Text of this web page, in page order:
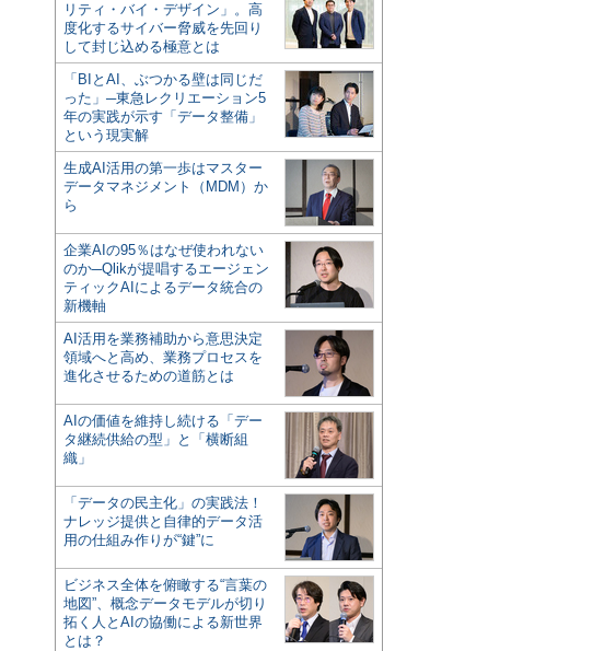
リティ・バイ・デザイン」。高
度化するサイバー脅威を先回り
して封じ込める極意とは
「BIとAI、ぶつかる壁は同じだ
った」─東急レクリエーション5
年の実践が示す「データ整備」
という現実解
生成AI活用の第一歩はマスター
データマネジメント（MDM）か
ら
企業AIの95％はなぜ使われない
のか─Qlikが提唱するエージェン
ティックAIによるデータ統合の
新機軸
AI活用を業務補助から意思決定
領域へと高め、業務プロセスを
進化させるための道筋とは
AIの価値を維持し続ける「デー
タ継続供給の型」と「横断組
織」
「データの民主化」の実践法！
ナレッジ提供と自律的データ活
用の仕組み作りが“鍵”に
ビジネス全体を俯瞰する“言葉の
地図”、概念データモデルが切り
拓く人とAIの協働による新世界
とは？